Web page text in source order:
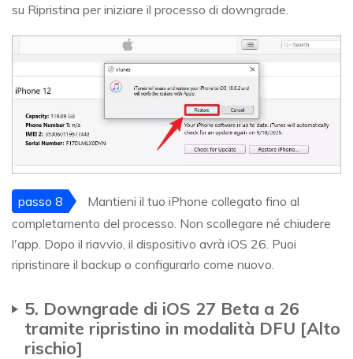
su Ripristina per iniziare il processo di downgrade.
passo 8
Mantieni il tuo iPhone collegato fino al
completamento del processo. Non scollegare né chiudere
l'app. Dopo il riavvio, il dispositivo avrà iOS 26. Puoi
ripristinare il backup o configurarlo come nuovo.
5. Downgrade di iOS 27 Beta a 26
tramite ripristino in modalità DFU [Alto
rischio]